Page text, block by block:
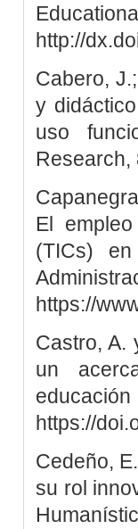
http://
Cabero,
y
uso
Research,
El
(TICs)
https://
Castro, A.
un
https://
Cedeño,
su rol